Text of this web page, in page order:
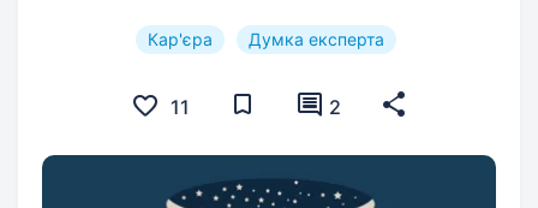
Кар'єра Думка експерта
11 2